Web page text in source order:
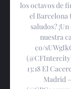
los octavos de
el Barcelona
saludos?
nuestra
co/
13:18 El
Madrid